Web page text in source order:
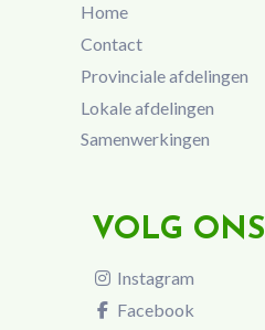
Home
Contact
Provinciale afdelingen
Lokale afdelingen
Samenwerkingen
VOLG ONS
Instagram
Facebook